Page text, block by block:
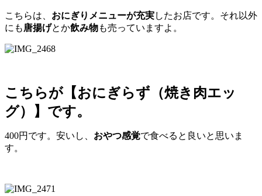
こちらは、 おにぎりメニューが充実したお店です。それ以外
にも 唐揚げとか飲み物も売っていますよ。
こちらが【おにぎらず（焼き肉エッ
グ）】です。
400円です。安いし、 おやつ感覚で食べると良いと思いま
す。